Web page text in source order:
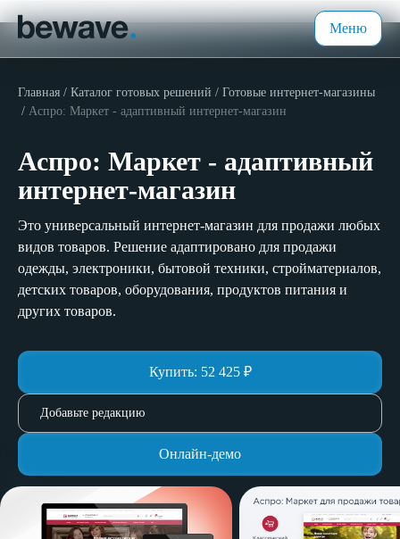
Меню
Главная Каталог готовых решений
Готовые интернет-магазины
Аспро: Маркет - адаптивный интернет-магазин
Аспро: Маркет - адаптивный
интернет-магазин
Это универсальный интернет-магазин для продажи любых
видов товаров. Решение адаптировано для продажи
одежды, электроники, бытовой техники, стройматериалов,
детских товаров, оборудования, продуктов питания и
других товаров.
Купить: 52 425₽
Добавьте редакцию
Онлайн-демо